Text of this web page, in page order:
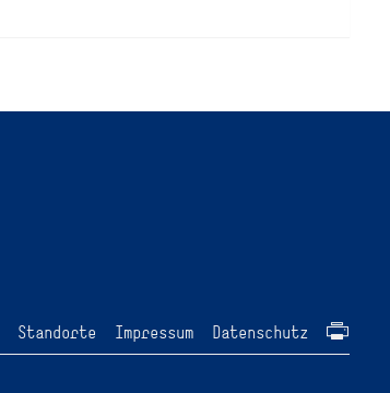
Standorte Impressum Datenschutz